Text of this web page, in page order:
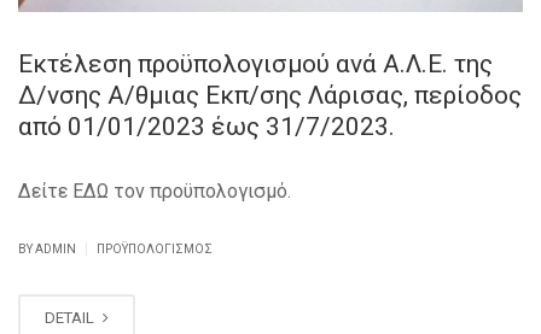
Εκτέλεση προϋπολογισμού ανά Α.Λ.Ε. της
Δ/νσης A/θμιας Εκπ/σης Λάρισας, περίοδος
από 01/01/2023 έως 31/7/2023.
Δείτε ΕΔΩ τον προϋπολογισμό.
BY ADMIN ΠΡΟΫΠΟΛΟΓΙΣΜΌΣ
DETAIL